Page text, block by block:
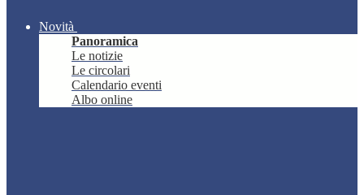
Novità
Panoramica
Le notizie
Le circolari
Calendario eventi
Albo online